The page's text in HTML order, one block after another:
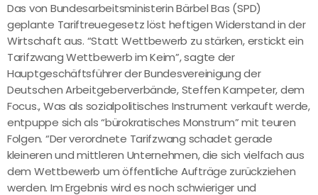
Das von Bundesarbeitsministerin Bärbel Bas (SPD)
geplante Tariftreuegesetz löst heftigen Widerstand in der
Wirtschaft aus. “Statt Wettbewerb zu stärken, erstickt ein
Tarifzwang Wettbewerb im Keim”, sagte der
Hauptgeschäftsführer der Bundesvereinigung der
Deutschen Arbeitgeberverbände, Steffen Kampeter, dem
Focus., Was als sozialpolitisches Instrument verkauft werde,
entpuppe sich als “bürokratisches Monstrum” mit teuren
Folgen. “Der verordnete Tarifzwang schadet gerade
kleineren und mittleren Unternehmen, die sich vielfach aus
dem Wettbewerb um öffentliche Aufträge zurückziehen
werden. Im Ergebnis wird es noch schwieriger und